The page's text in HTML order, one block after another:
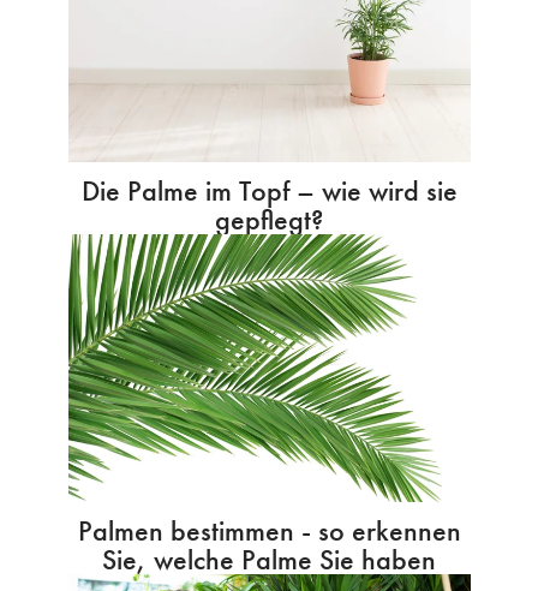
Die Palme im Topf – wie wird sie
gepflegt?
Palmen bestimmen - so erkennen
Sie, welche Palme Sie haben